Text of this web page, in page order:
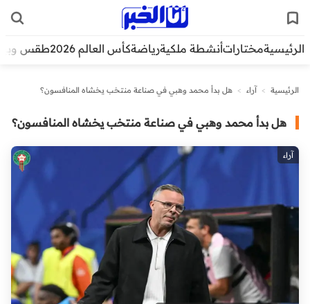
الرئيسيةمختاراتأنشطة ملكيةرياضةكأس العالم 2026 طقس
الرئيسية > آراء > هل بدأ محمد وهبي في صناعة منتخب يخشاه المنافسون؟
هل بدأ محمد وهبي في صناعة منتخب يخشاه المنافسون؟
آراء